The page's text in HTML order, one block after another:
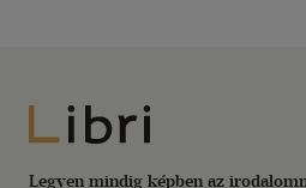
Libri
Legyen mindig képben az